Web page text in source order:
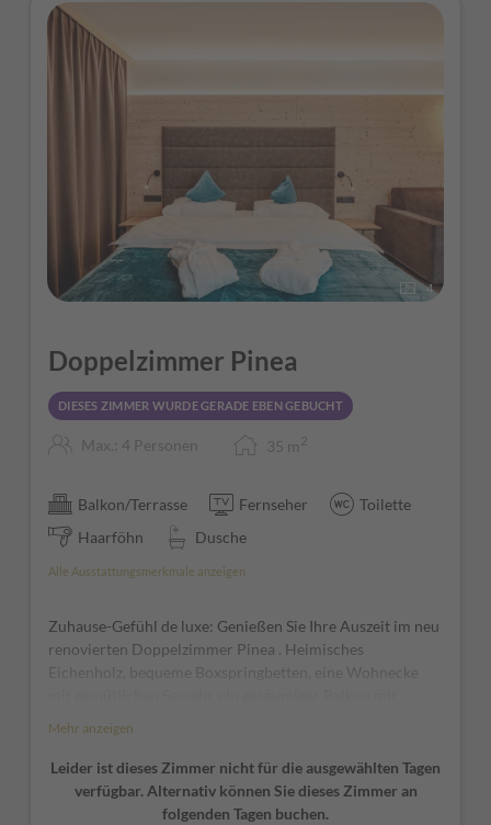
4
Doppelzimmer Pinea
DIESES ZIMMER WURDE GERADE EBEN GEBUCHT
Max.: 4 Personen 35 m 2
Balkon/Terrasse Fernseher
Toilette
Haarföhn
Dusche
Alle Ausstattungsmerkmale anzeigen
Zuhause-Gefühl de luxe: Genießen Sie Ihre Auszeit im neu
renovierten Doppelzimmer Pinea . Heimisches
Eichenholz, bequeme Boxspringbetten, eine Wohnecke
ersten Moment an wohlfühlen!
*Möbel und Fensterpositionen können von Raum zu Raum
variieren
Mehr anzeigen
Leider ist dieses Zimmer nicht für die ausgewählten Tagen
verfügbar. Alternativ können Sie dieses Zimmer an
folgenden Tagen buchen.